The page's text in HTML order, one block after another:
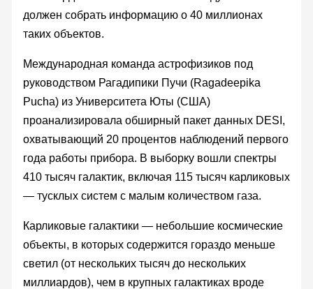
должен собрать информацию о 40 миллионах
таких объектов.
Международная команда астрофизиков под
руководством Рагадипики Пучи (Ragadeepika
Pucha) из Университета Юты (США)
проанализировала обширный пакет данных DESI,
охватывающий 20 процентов наблюдений первого
года работы прибора. В выборку вошли спектры
410 тысяч галактик, включая 115 тысяч карликовых
— тусклых систем с малым количеством газа.
Карликовые галактики — небольшие космические
объекты, в которых содержится гораздо меньше
светил (от нескольких тысяч до нескольких
миллиардов), чем в крупных галактиках вроде